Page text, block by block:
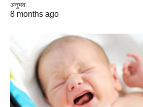
अनुभव…
8 months ago